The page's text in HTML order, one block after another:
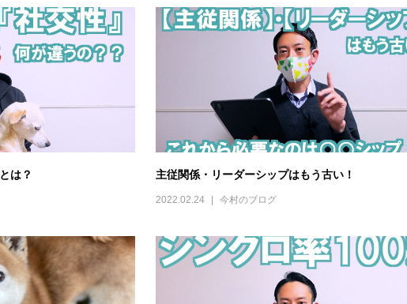
は？ 主従関係・リーダーシップはもう古い！
2022.02.24 今村のブログ